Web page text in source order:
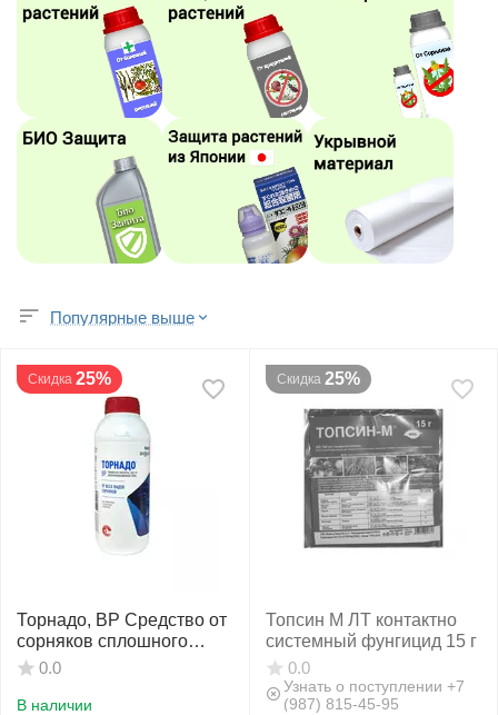
Популярные выше
Скидка 25%
Торнадо, ВР Средство от
сорняков сплошного
действия 1 л
0.0
В наличии
Скидка 25%
Топсин М ЛТ контактно
системный фунгицид 15 г
0.0
Узнать о поступлении +7
(987) 815-45-95